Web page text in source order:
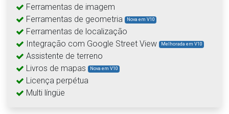
Ferramentas de imagem
Ferramentas de geometria
Nova em V10
Ferramentas de localização
Integração com Google Street View
Melhorada em V10
Assistente de terreno
Livros de mapas
Nova em V10
Licença perpétua
Multi língüe